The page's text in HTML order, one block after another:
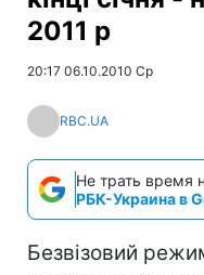
2011 р
20:17 06.10.2010 Ср
RBC.UA
Не трать время
РБК-Украина в
Безвізовий